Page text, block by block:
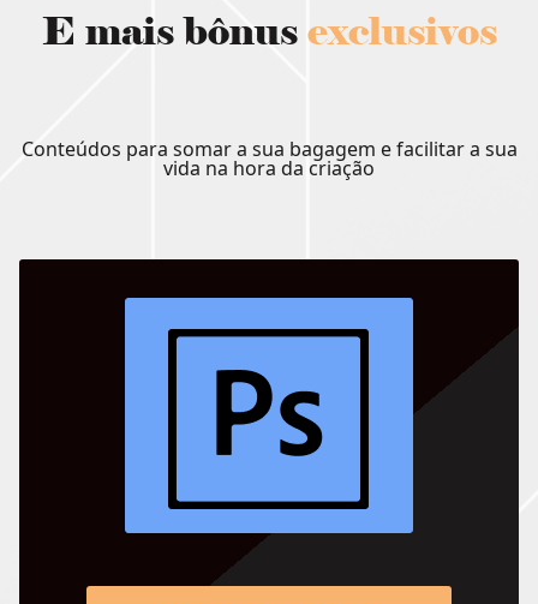
E mais bônus exclusivos
Conteúdos para somar a sua bagagem e facilitar a sua
vida na hora da criação